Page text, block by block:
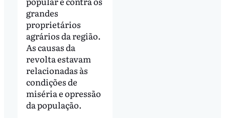
grandes
proprietários
agrários da região.
As causas da
revolta estavam
relacionadas às
condições de
miséria e opressão
da população.